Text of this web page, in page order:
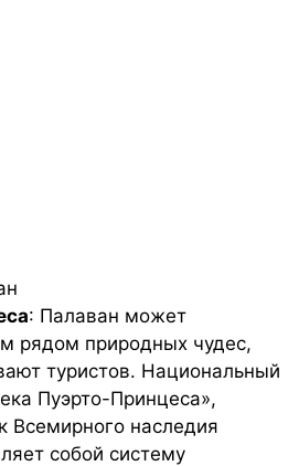
: Палаван может
рядом природных чудес,
туристов. Национальный
Пуэрто-Принцеса»,
Всемирного наследия
собой систему